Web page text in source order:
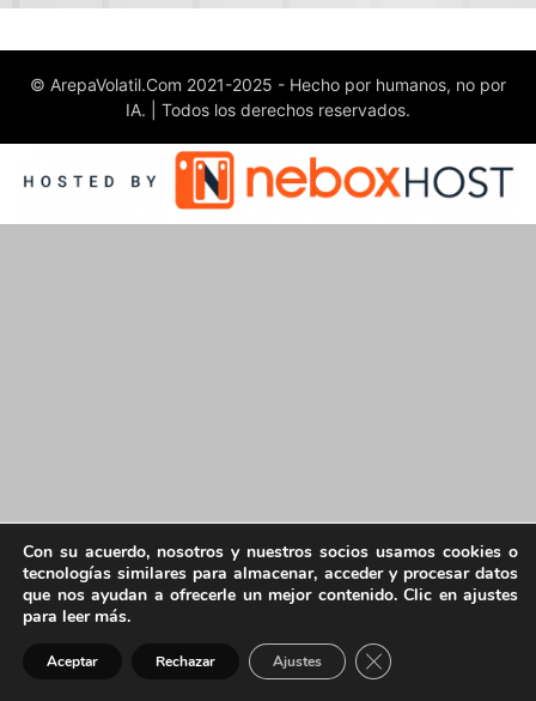
© ArepaVolatil.Com 2021-2025 - Hecho por humanos, no por
IA. | Todos los derechos reservados.
Con su acuerdo, nosotros y nuestros socios usamos cookies o
tecnologías similares para almacenar, acceder y procesar datos
que nos ayudan a ofrecerle un mejor contenido. Clic en ajustes
para leer más.
Aceptar Rechazar Ajustes Cerrar el banner de